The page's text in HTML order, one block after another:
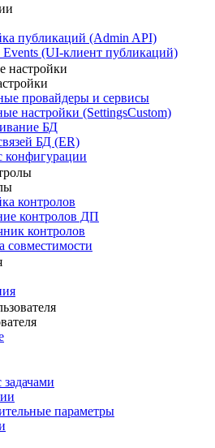
публикаций (Admin API)
Events (UI-клиент публикаций)
настройки
провайдеры и сервисы
настройки (SettingsCustom)
БД
БД (ER)
конфигурации
контролов
контролов ДП
контролов
совместимости
задачами
параметры